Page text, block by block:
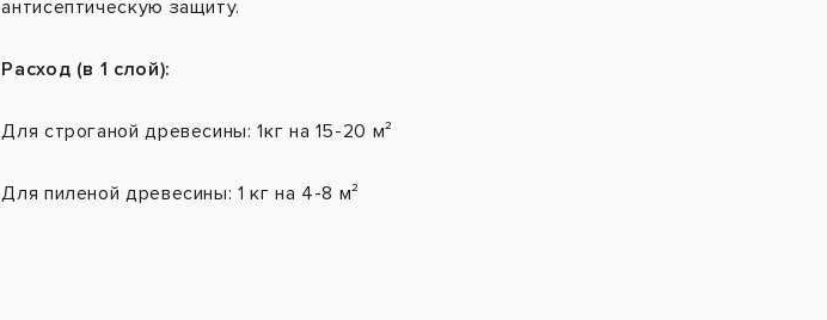
антисептическую защиту.
Расход (в 1 слой):
Для строганой древесины: 1кг на 15-20 м²
Для пиленой древесины: 1 кг на 4-8 м²